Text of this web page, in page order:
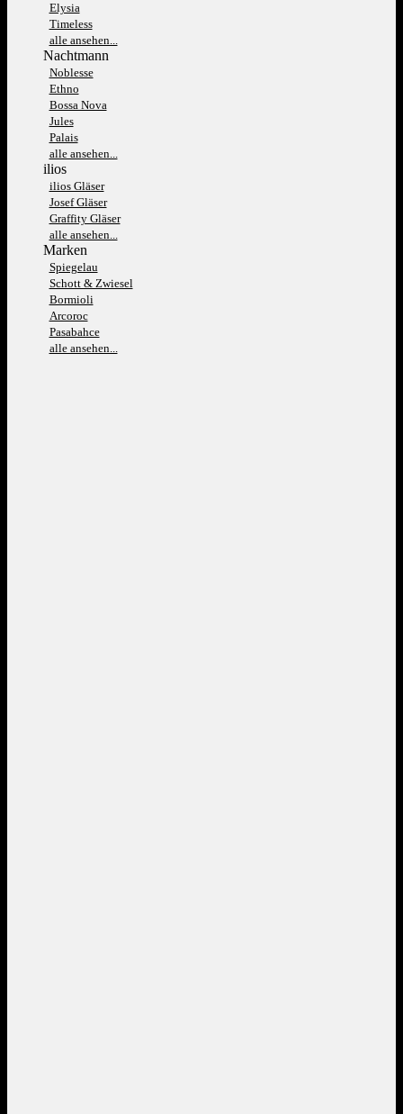
Elysia
Timeless
alle ansehen...
Nachtmann
Noblesse
Ethno
Bossa Nova
Jules
Palais
alle ansehen...
ilios
ilios Gläser
Josef Gläser
Graffity Gläser
alle ansehen...
Marken
Spiegelau
Schott & Zwiesel
Bormioli
Arcoroc
Pasabahce
alle ansehen...